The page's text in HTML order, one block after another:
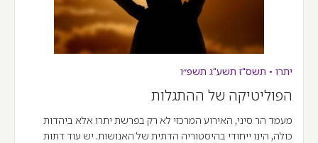
יתרו • תשס"ז תשע"ג תשפ״ו
הפוליטיקה של ההתגלות
מעמד הר סיני, האירוע המרכזי לא רק בפרשת יתרו אלא ביהדות
כולה, הינו ייחודי בהיסטוריה הדתית של האנושות. יש עוד דתות